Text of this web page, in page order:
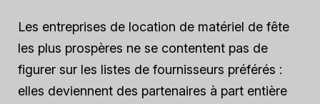
Les entreprises de location de matériel de fête
les plus prospères ne se contentent pas de
figurer sur les listes de fournisseurs préférés :
elles deviennent des partenaires à part entière